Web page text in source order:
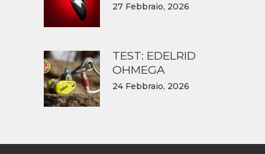
27 Febbraio, 2026
TEST: EDELRID
OHMEGA
24 Febbraio, 2026